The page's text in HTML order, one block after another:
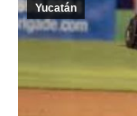
Yucatán